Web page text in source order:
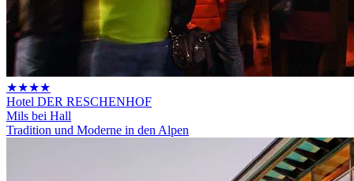
★★★★
Hotel DER RESCHENHOF
Mils bei Hall
Tradition und Moderne in den Alpen